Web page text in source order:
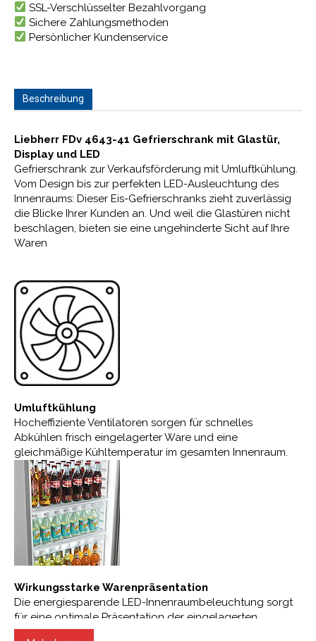
SSL-Verschlüsselter Bezahlvorgang
Sichere Zahlungsmethoden
Persönlicher Kundenservice
Beschreibung
Liebherr FDv 4643-41 Gefrierschrank mit Glastür,
Display und LED
Gefrierschrank zur Verkaufsförderung mit Umluftkühlung.
Vom Design bis zur perfekten LED-Ausleuchtung des
Innenraums: Dieser Eis-Gefrierschranks zieht zuverlässig
die Blicke Ihrer Kunden an. Und weil die Glastüren nicht
beschlagen, bieten sie eine ungehinderte Sicht auf Ihre
Waren
Umluftkühlung
Hocheffiziente Ventilatoren sorgen für schnelles
Abkühlen frisch eingelagerter Ware und eine
gleichmäßige Kühltemperatur im gesamten Innenraum.
Wirkungsstarke Warenpräsentation
Die energiesparende LED-Innenraumbeleuchtung sorgt
für eine optimale Präsentation der eingelagerten
Produkte.